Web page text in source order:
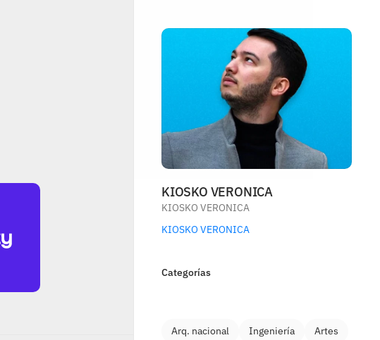
KIOSKO VERONICA
KIOSKO VERONICA
KIOSKO VERONICA
Categorías
Arq. nacional Ingeniería
Artes